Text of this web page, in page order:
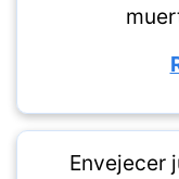
Envejecer